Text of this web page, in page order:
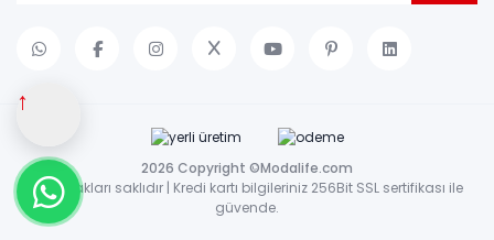
↑
2026 Copyright ©Modalife.com
Tüm hakları saklıdır | Kredi kartı bilgileriniz 256Bit SSL sertifikası ile
güvende.